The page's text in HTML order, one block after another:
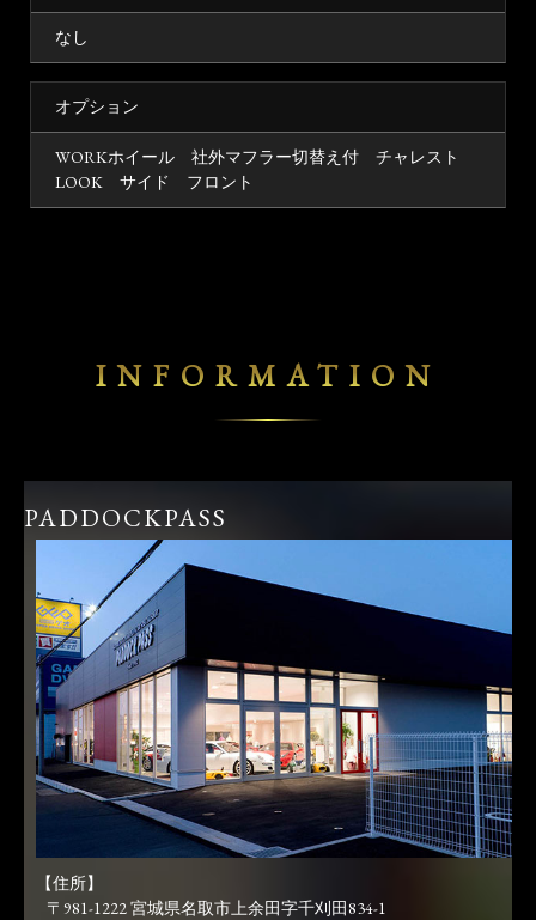
なし
オプション
WORKホイール 社外マフラー切替え付 チャレスト
LOOK サイド フロント
INFORMATION
PADDOCKPASS
【住所】
〒981-1222 宮城県名取市上余田字千刈田834-1